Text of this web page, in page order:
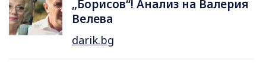
„Борисов“! Анализ на Валерия
Велева
darik.bg